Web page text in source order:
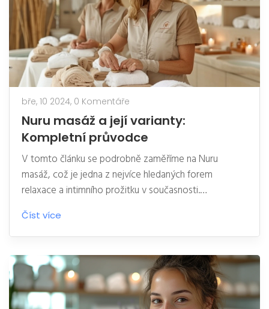
bře, 10 2024, 0 Komentáře
Nuru masáž a její varianty:
Kompletní průvodce
V tomto článku se podrobně zaměříme na Nuru
masáž, což je jedna z nejvíce hledaných forem
relaxace a intimního prožitku v současnosti.
Prozkoumáme nejen její základní principy, ale také se
dozvíte o nejrůznějších variantách, které existují.
Zjistíte, jak může Nuru masáž obohatit váš intimní
život, zlepšit vaše zdraví a jaké jsou její nejčastější
varianty. Poskytneme praktické tipy, jak si Nuru masáž
můžete užít na maximum a jaké benefity může přinést
do vašeho života.
Číst více